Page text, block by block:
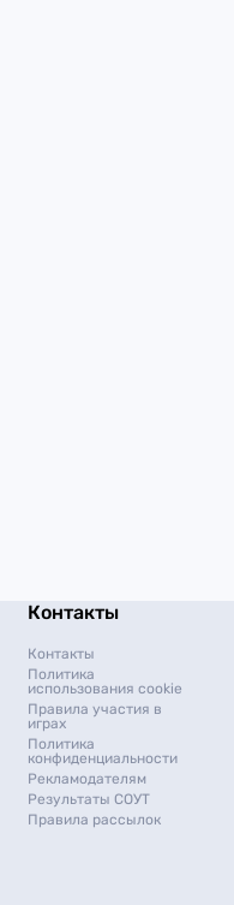
Контакты
Контакты
Политика
использования cookie
Правила участия в
играх
Политика
конфиденциальности
Рекламодателям
Результаты СОУТ
Правила рассылок